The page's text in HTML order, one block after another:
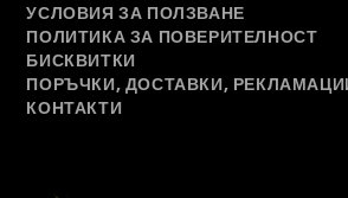
УСЛОВИЯ ЗА ПОЛЗВАНЕ
ПОЛИТИКА ЗА ПОВЕРИТЕЛНОСТ
БИСКВИТКИ
ПОРЪЧКИ, ДОСТАВКИ,
КОНТАКТИ